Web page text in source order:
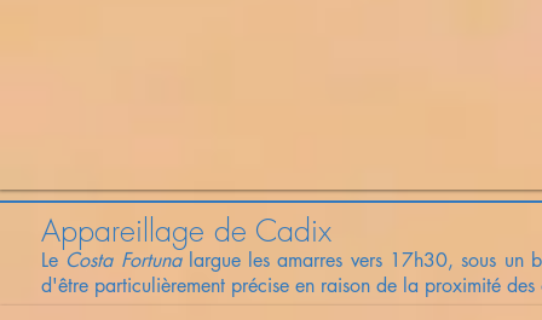
Appareillage de Cadix
Le Costa Fortunalargue les amarres vers 17h30, sous un
d'être particulièrement précise en raison de la proximité